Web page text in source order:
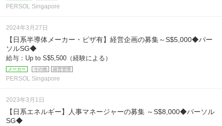
PERSOL Singapore
【日系半導体メーカー・ビザ有】経営企画の募集～S$5,000◆パー
ソルSG◆
給与：Up to S$5,500（経験による）
メーカー その他 経営管理
2024年3月27日
PERSOL Singapore
【日系エネルギー】人事マネージャーの募集 ～S$8,000◆パーソル
SG◆
2023年3月1日